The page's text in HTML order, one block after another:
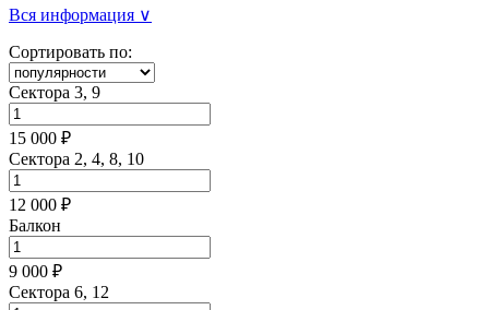
Вся информация ∨
Сортировать по:
Сектора 3, 9
15 000 ₽
Сектора 2, 4, 8, 10
12 000 ₽
Балкон
9 000 ₽
Сектора 6, 12